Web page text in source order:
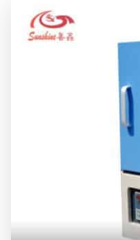
la plateforme de
avec précision
pièces de
matériau est
particulier pour
prothèses